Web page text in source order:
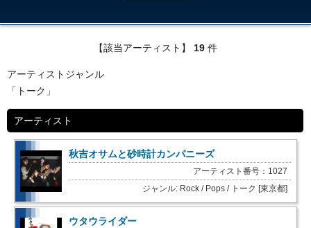
【該当アーティスト】 19 件
アーティストジャンル
「トーク」
アーティスト
秋吉オサムと砂時計カンパニーズ
アーティスト番号：1027
ジャンル: Rock / Pops / トーク [東京都]
ウタウライダー